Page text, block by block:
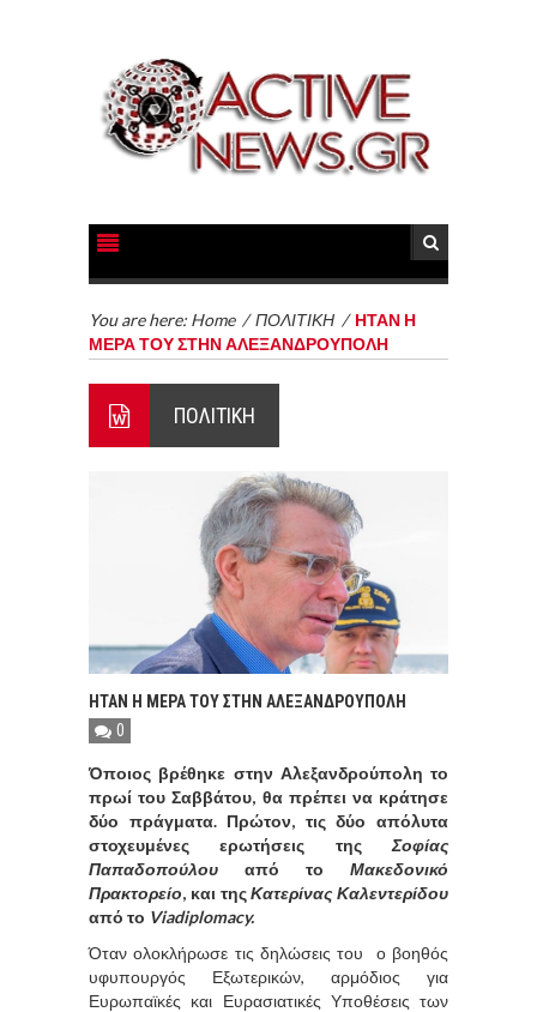
You are here: Home /ΠΟΛΙΤΙΚΗ / ΗΤΑΝ Η
ΜΕΡΑ ΤΟΥ ΣΤΗΝ ΑΛΕΞΑΝΔΡΟΥΠΟΛΗ
ΠΟΛΙΤΙΚΗ
ΗΤΑΝ Η ΜΕΡΑ ΤΟΥ ΣΤΗΝ ΑΛΕΞΑΝΔΡΟΥΠΟΛΗ
0
Όποιος βρέθηκε στην Αλεξανδρούπολη το
πρωί του Σαββάτου, θα πρέπει να κράτησε
δύο πράγματα. Πρώτον, τις δύο απόλυτα
στοχευμένες ερωτήσεις της Σοφίας
Παπαδοπούλου από το Μακεδονικό
Πρακτορείο, και τηςΚατερίνας Καλεντερίδου
από το Viadiplomacy.
Όταν ολοκλήρωσε τις δηλώσεις του ο βοηθός
υφυπουργός Εξωτερικών, αρμόδιος για
Ευρωπαϊκές και Ευρασιατικές Υποθέσεις των